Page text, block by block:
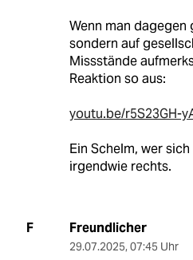
Wenn man dagegen
sondern auf
Missstände
Reaktion so aus:
youtu.be/r5S23GH-
Ein Schelm, wer
irgendwie rechts.
F Freundlicher
29.07.2025, 07:45 Uhr